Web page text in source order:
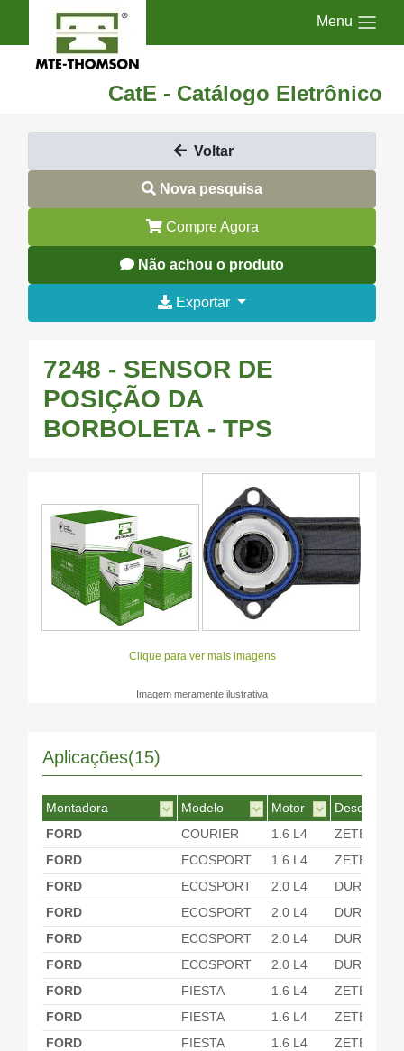
Menu
CatE - Catálogo Eletrônico
Voltar
Nova pesquisa
Compre Agora
Não achou o produto
Exportar
7248 - SENSOR DE
POSIÇÃO DA
BORBOLETA - TPS
Clique para ver mais imagens
Imagem meramente ilustrativa
Aplicações(15)
Montadora Modelo Motor
Desc. Motor
FORD
COURIER 1.6 L4
ZETEC
FORD
ECOSPORT 1.6 L4
ZETEC
FORD
ECOSPORT 2.0 L4
DURATEC
FORD
ECOSPORT 2.0 L4
DURATEC
FORD
ECOSPORT 2.0 L4
DURATEC
FORD
ECOSPORT 2.0 L4
DURATEC
FORD
FIESTA 1.6 L4
ZETEC
FORD
FIESTA 1.6 L4
ZETEC
FORD
FIESTA 1.6 L4
ZETEC